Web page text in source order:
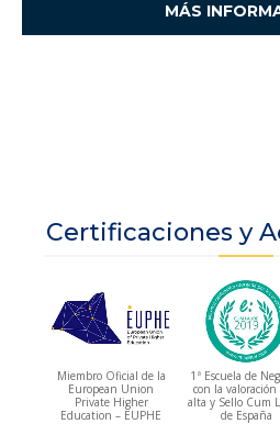
MÁS
Certificaciones y
Miembro Oficial de la
European Union
Private Higher
Education – EUPHE
1ª Escuela de
con la valoración
alta y Sello Cum
de España